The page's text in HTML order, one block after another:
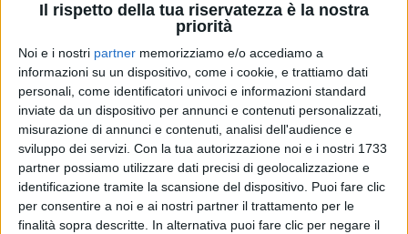
Il rispetto della tua riservatezza è la nostra
priorità
Noi e i nostri partner memorizziamo e/o accediamo a
informazioni su un dispositivo, come i cookie, e trattiamo dati
personali, come identificatori univoci e informazioni standard
inviate da un dispositivo per annunci e contenuti personalizzati,
misurazione di annunci e contenuti, analisi dell'audience e
sviluppo dei servizi. Con la tua autorizzazione noi e i nostri 1733
partner possiamo utilizzare dati precisi di geolocalizzazione e
identificazione tramite la scansione del dispositivo. Puoi fare clic
per consentire a noi e ai nostri partner il trattamento per le
finalità sopra descritte. In alternativa puoi fare clic per negare il
NEWS 20 ago 2020
Giorgia, il figlio Samuel “gioca” già da
futuro producer: il video
Ecco i suoi “beat” a soli 10 anni, con mamma, papà e
Nina in vacanza